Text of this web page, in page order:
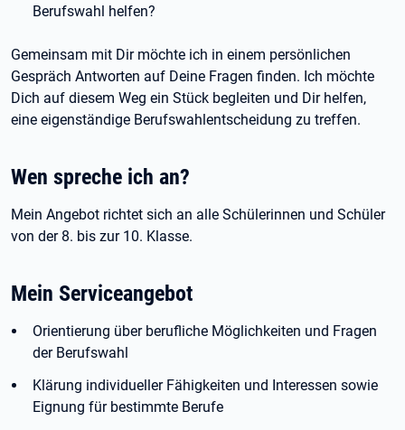
Berufswahl helfen?
Gemeinsam mit Dir möchte ich in einem persönlichen
Gespräch Antworten auf Deine Fragen finden. Ich möchte
Dich auf diesem Weg ein Stück begleiten und Dir helfen,
eine eigenständige Berufswahlentscheidung zu treffen.
Wen spreche ich an?
Mein Angebot richtet sich an alle Schülerinnen und Schüler
von der 8. bis zur 10. Klasse.
Mein Serviceangebot
Orientierung über berufliche Möglichkeiten und Fragen
der Berufswahl
Klärung individueller Fähigkeiten und Interessen sowie
Eignung für bestimmte Berufe